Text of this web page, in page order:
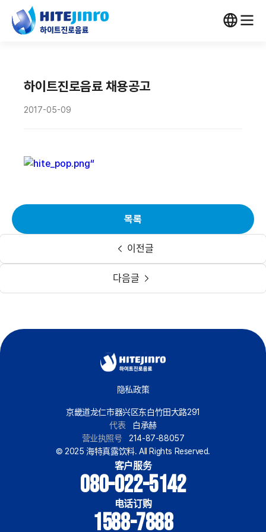
하이트진로음료 채용공고
2017-05-09
이전글
목록
다음글
隐私政策
京畿道龙仁市器兴区东白竹田大路291
代表
白承赫
营业执照号
214-87-88057
© 2025 海特真露饮料. All Rights Reserved.
客户服务
080-022-5142
电话订购
1588-7888